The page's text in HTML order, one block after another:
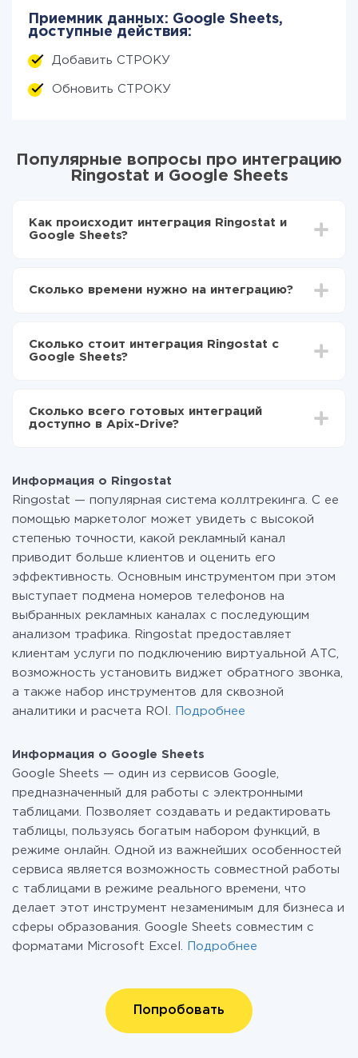
Приемник данных: Google Sheets,
доступные действия:
Добавить СТРОКУ
Обновить СТРОКУ
Популярные вопросы про интеграцию
Ringostat и Google Sheets
Как происходит интеграция Ringostat и
Google Sheets?
Выбираете какие данные передавать из
Теперь данные будут автоматически
передаваться из Ringostat в Google Sheets
Сколько времени нужно на интеграцию?
отличаться и составлять от 5-ти до 30-минут. В
среднем настройка занимает 10-15 минут.
Сколько стоит интеграция Ringostat с
Google Sheets?
функционал. Вы оплачиваете только количество
данных, которые по факту передаются из одной
перейти на платный, при необходимости. Подробнее
отарифах .
Сколько всего готовых интеграций
доступно в Apix-Drive?
Информация о Ringostat
Ringostat — популярная система коллтрекинга. С ее
помощью маркетолог может увидеть с высокой
степенью точности, какой рекламный канал
приводит больше клиентов и оценить его
эффективность. Основным инструментом при этом
выступает подмена номеров телефонов на
выбранных рекламных каналах с последующим
анализом трафика. Ringostat предоставляет
клиентам услуги по подключению виртуальной АТС,
возможность установить виджет обратного звонка,
а также набор инструментов для сквозной
аналитики и расчета ROI.
Подробнее
Информация о Google Sheets
Google Sheets — один из сервисов Google,
предназначенный для работы с электронными
таблицами. Позволяет создавать и редактировать
таблицы, пользуясь богатым набором функций, в
режиме онлайн. Одной из важнейших особенностей
сервиса является возможность совместной работы
c таблицами в режиме реального времени, что
делает этот инструмент незаменимым для бизнеса и
сферы образования. Google Sheets совместим с
форматами Microsoft Excel.
Подробнее
Попробовать